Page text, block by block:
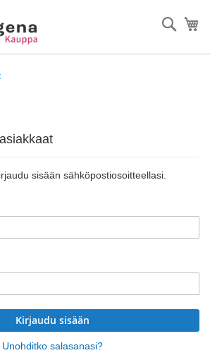
Haku
sisään sähköpostiosoitteellasi.
Kirjaudu sisään
Unohditko salasanasi?